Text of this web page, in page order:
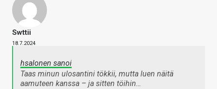
Swttii
18.7.2024
hsalonen sanoi
Taas minun ulosantini tökkii, mutta luen näitä
aamuteen kanssa – ja sitten töihin…